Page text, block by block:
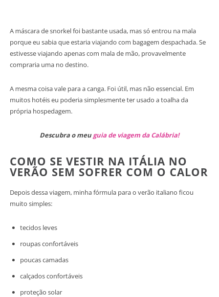
A máscara de snorkel foi bastante usada, mas só entrou na mala
porque eu sabia que estaria viajando com bagagem despachada. Se
estivesse viajando apenas com mala de mão, provavelmente
compraria uma no destino.
A mesma coisa vale para a canga. Foi útil, mas não essencial. Em
muitos hotéis eu poderia simplesmente ter usado a toalha da
própria hospedagem.
Descubra o meuguia de viagem da Calábria!
COMO SE VESTIR NA ITÁLIA NO
VERÃO SEM SOFRER COM O CALOR
Depois dessa viagem, minha fórmula para o verão italiano ficou
muito simples:
tecidos leves
roupas confortáveis
poucas camadas
calçados confortáveis
proteção solar